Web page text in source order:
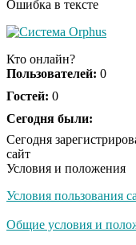
Ошибка в тексте
Кто онлайн?
Пользователей: 0
Гостей: 0
Сегодня были:
Сегодня
сайт
Условия и положения
Условия пользования
Общие условия и